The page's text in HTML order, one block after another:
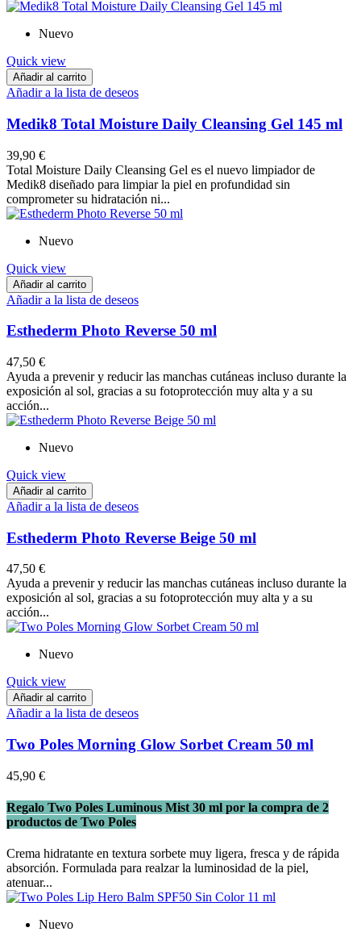
Nuevo
Quick view
Añadir al carrito
Añadir a la lista de deseos
Medik8 Total Moisture Daily Cleansing Gel 145 ml
39,90 €
Total Moisture Daily Cleansing Gel es el nuevo limpiador de
Medik8 diseñado para limpiar la piel en profundidad sin
comprometer su hidratación ni...
Nuevo
Quick view
Añadir al carrito
Añadir a la lista de deseos
Esthederm Photo Reverse 50 ml
47,50 €
Ayuda a prevenir y reducir las manchas cutáneas incluso durante la
exposición al sol, gracias a su fotoprotección muy alta y a su
acción...
Nuevo
Quick view
Añadir al carrito
Añadir a la lista de deseos
Esthederm Photo Reverse Beige 50 ml
47,50 €
Ayuda a prevenir y reducir las manchas cutáneas incluso durante la
exposición al sol, gracias a su fotoprotección muy alta y a su
acción...
Nuevo
Quick view
Añadir al carrito
Añadir a la lista de deseos
Two Poles Morning Glow Sorbet Cream 50 ml
45,90 €
Regalo Two Poles Luminous Mist 30 ml por la compra de 2
productos de Two Poles
Crema hidratante en textura sorbete muy ligera, fresca y de rápida
absorción. Formulada para realzar la luminosidad de la piel,
atenuar...
Nuevo